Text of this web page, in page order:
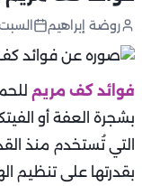
روضة إبراهيم السبت , 25 أكتوبر
فوائد كف مريم
بشجرة العفة أو
التي تُستخدم منذ
بقدرتها على تنظيم